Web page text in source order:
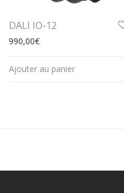
DALI IO-12
990,00€
Ajouter au panier